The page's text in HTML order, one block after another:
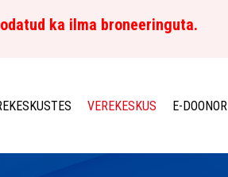
ka ilma broneeringuta.
VEREKESKUS E-DOONOR